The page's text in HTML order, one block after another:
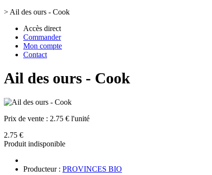
> Ail des ours - Cook
Accès direct
Commander
Mon compte
Contact
Ail des ours - Cook
Prix de vente : 2.75 € l'unité
2.75 €
Produit indisponible
Producteur : PROVINCES BIO